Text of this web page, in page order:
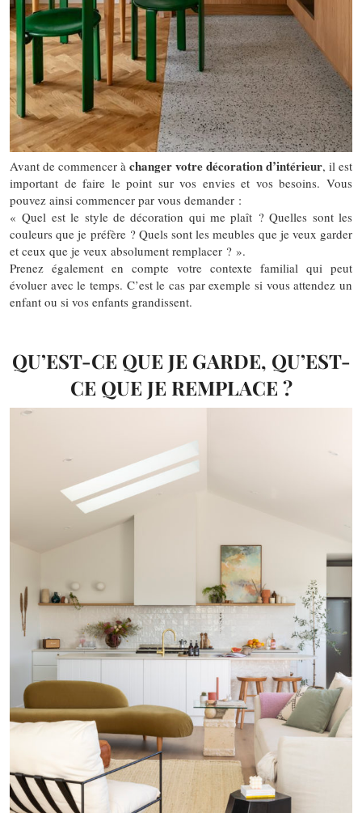
Avant de commencer à changer votre décoration d’intérieur, il est
important de faire le point sur vos envies et vos besoins. Vous
pouvez ainsi commencer par vous demander :
« Quel est le style de décoration qui me plaît ? Quelles sont les
couleurs que je préfère ? Quels sont les meubles que je veux garder
et ceux que je veux absolument remplacer ? ».
Prenez également en compte votre contexte familial qui peut
évoluer avec le temps. C’est le cas par exemple si vous attendez un
enfant ou si vos enfants grandissent.
QU’EST-CE QUE JE GARDE, QU’EST-
CE QUE JE REMPLACE ?